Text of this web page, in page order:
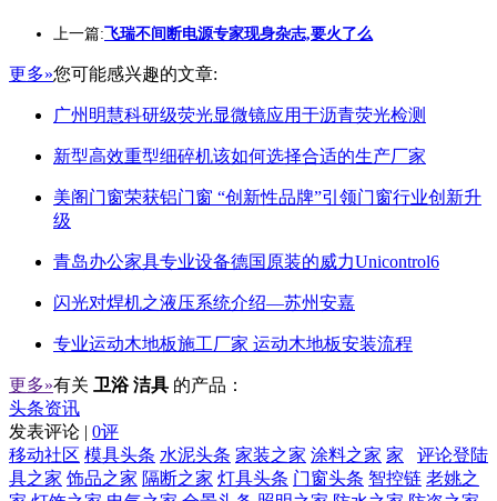
上一篇: 飞瑞不间断电源专家现身杂志,要火了么
更多»您可能感兴趣的文章:
广州明慧科研级荧光显微镜应用于沥青荧光检测
新型高效重型细碎机该如何选择合适的生产厂家
美阁门窗荣获铝门窗 “创新性品牌”引领门窗行业创新升
级
青岛办公家具专业设备德国原装的威力Unicontrol6
闪光对焊机之液压系统介绍—苏州安嘉
专业运动木地板施工厂家 运动木地板安装流程
更多»有关 卫浴 洁具 的产品：
头条资讯
发表评论 | 0评
评论登陆
移动社区 模具头条 水泥头条 家装之家 涂料之家 家
具之家 饰品之家 隔断之家 灯具头条 门窗头条 智控链 老姚之